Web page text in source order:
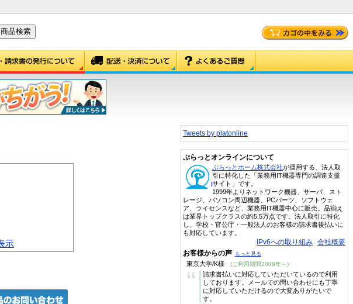
示
Tweets by platonline
ぷらっとオンラインについて
ぷらっとホーム株式会社が運用する、法人取
引に特化した「業務用IT機器専門の調達支援
サイト」です。
1999年よりネットワーク機器、サーバ、スト
レージ、パソコン周辺機器、PCパーツ、ソフトウェ
ア、ライセンスなど、業務用IT機器中心に販売。品揃え
は業界トップクラスの約5.5万点です。法人取引に特化
し、学校・官公庁・一般法人のお客様の請求書後払いに
も対応しています。
IPv6への取り組み 会社概要
お客様からの声 もっと見る
東京大学/K様 (ご利用期間2009年～)
“
請求書払いに対応していただいているので利用
しております。メールでの問い合わせにも丁寧
に対応していただけるので大変ありがたいで
す。